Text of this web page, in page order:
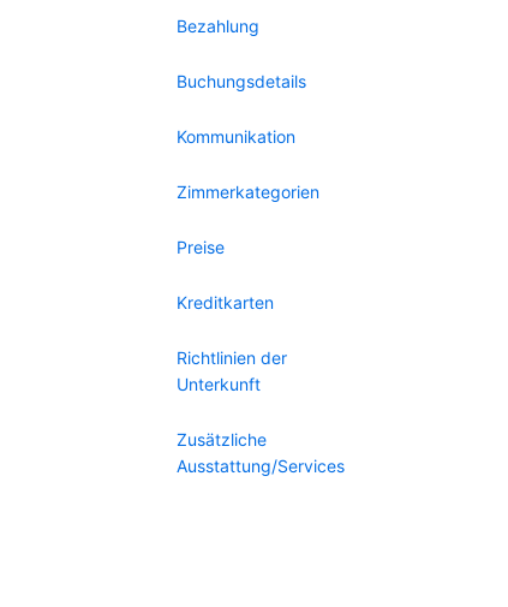
Bezahlung
Buchungsdetails
Kommunikation
Zimmerkategorien
Preise
Kreditkarten
Richtlinien der
Unterkunft
Zusätzliche
Ausstattung/Services